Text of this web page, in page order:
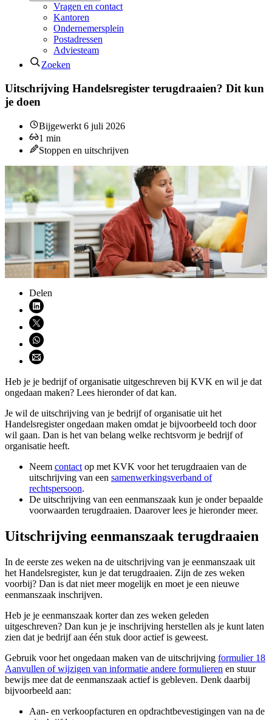
Vragen en contact
Kantoren
Ondernemersplein
Postadressen
Adviesteam
Zoeken
Uitschrijving Handelsregister terugdraaien? Dit kun
je doen
Bijgewerkt 6 juli 2026
1 min
Stoppen en uitschrijven
Delen
Deel via LinkedIn (opent nieuw venster)
Deel via X (opent nieuw venster)
Deel via WhatsApp (opent WhatsApp)
Deel via email (opent email programma)
Heb je je bedrijf of organisatie uitgeschreven bij KVK en wil je dat
ongedaan maken? Lees hieronder of dat kan.
Je wil de uitschrijving van je bedrijf of organisatie uit het
Handelsregister ongedaan maken omdat je bijvoorbeeld toch door
wil gaan. Dan is het van belang welke rechtsvorm je bedrijf of
organisatie heeft.
Neem contact op met KVK voor het terugdraaien van de
uitschrijving van een samenwerkingsverband of
rechtspersoon.
De uitschrijving van een eenmanszaak kun je onder bepaalde
voorwaarden terugdraaien. Daarover lees je hieronder meer.
Uitschrijving eenmanszaak terugdraaien
In de eerste zes weken na de uitschrijving van je eenmanszaak uit
het Handelsregister, kun je dat terugdraaien. Zijn de zes weken
voorbij? Dan is dat niet meer mogelijk en moet je een nieuwe
eenmanszaak inschrijven.
Heb je je eenmanszaak korter dan zes weken geleden
uitgeschreven? Dan kun je je inschrijving herstellen als je kunt laten
zien dat je bedrijf aan één stuk door actief is geweest.
Gebruik voor het ongedaan maken van de uitschrijving formulier 18
Aanvullen of wijzigen van informatie andere formulieren en stuur
bewijs mee dat de eenmanszaak actief is gebleven. Denk daarbij
bijvoorbeeld aan:
Aan- en verkoopfacturen en opdrachtbevestigingen van na de